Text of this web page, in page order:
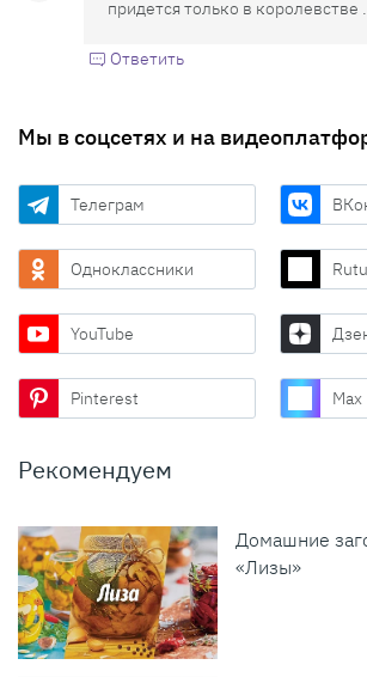
придется только в королевстве
Ответить
Мы в соцсетях и на
Телеграм
Одноклассники
YouTube
Pinterest Max
Рекомендуем
Домашние
«Лизы»